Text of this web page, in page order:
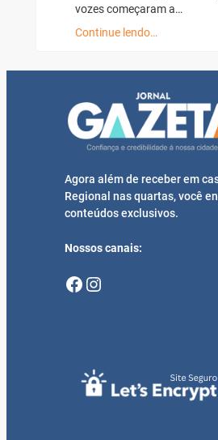
vozes começaram a…
Continue lendo…
Agora além de receber em
Regional nas quartas, você
conteúdos exclusivos.
Nossos canais:
Facebook Instagram